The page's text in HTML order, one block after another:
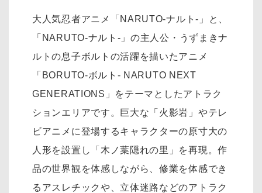
大人気忍者アニメ「NARUTO-ナルト-」と、
「NARUTO-ナルト-」の主人公・うずまきナ
ルトの息子ボルトの活躍を描いたアニメ
「BORUTO-ボルト- NARUTO NEXT
GENERATIONS」をテーマとしたアトラク
ションエリアです。巨大な「火影岩」やテレ
ビアニメに登場するキャラクターの原寸大の
人形を設置し「木ノ葉隠れの里」を再現。作
品の世界観を体感しながら、修業を体感でき
るアスレチックや、立体迷路などのアトラク